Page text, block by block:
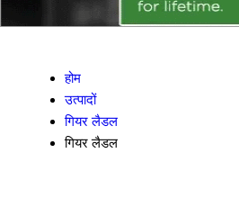
होम
उत्पादों
गियर लैडल
गियर लैडल